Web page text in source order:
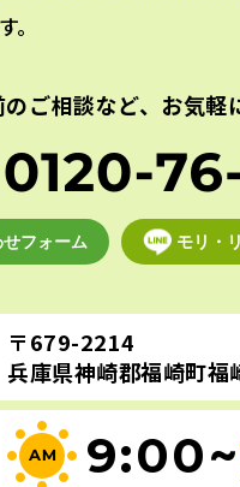
。
ご相談など、 お気軽
フォーム モリ・
〒679-2214
兵庫県神崎郡福崎町
9:00~